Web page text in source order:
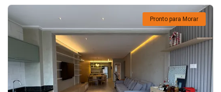
Pronto para Morar